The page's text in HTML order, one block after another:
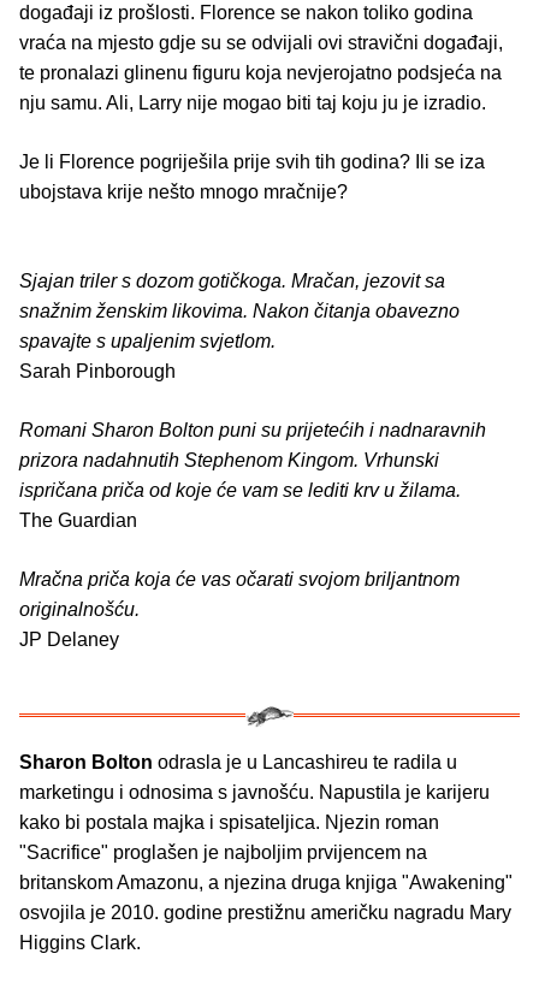
događaji iz prošlosti. Florence se nakon toliko godina
vraća na mjesto gdje su se odvijali ovi stravični događaji,
te pronalazi glinenu figuru koja nevjerojatno podsjeća na
nju samu. Ali, Larry nije mogao biti taj koju ju je izradio.
Je li Florence pogriješila prije svih tih godina? Ili se iza
ubojstava krije nešto mnogo mračnije?
Sjajan triler s dozom gotičkoga. Mračan, jezovit sa
snažnim ženskim likovima. Nakon čitanja obavezno
spavajte s upaljenim svjetlom.
Sarah Pinborough
Romani Sharon Bolton puni su prijetećih i nadnaravnih
prizora nadahnutih Stephenom Kingom. Vrhunski
ispričana priča od koje će vam se lediti krv u žilama.
The Guardian
Mračna priča koja će vas očarati svojom briljantnom
originalnošću.
JP Delaney
Sharon Bolton odrasla je u Lancashireu te radila u
marketingu i odnosima s javnošću. Napustila je karijeru
kako bi postala majka i spisateljica. Njezin roman
"Sacrifice" proglašen je najboljim prvijencem na
britanskom Amazonu, a njezina druga knjiga "Awakening"
osvojila je 2010. godine prestižnu američku nagradu Mary
Higgins Clark.